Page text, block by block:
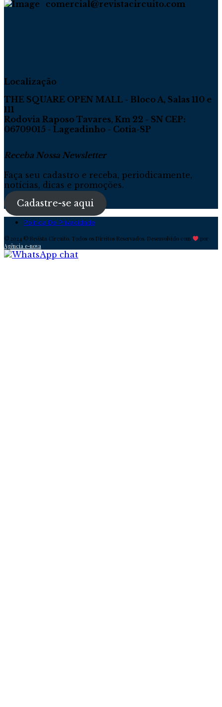
comercial@revistacircuito.com
Localização
THE SQUARE OPEN MALL - Bloco A, Salas 110 e
111
Rodovia Raposo Tavares, Km 22 - SN CEP:
06709015 - Lageadinho - Cotia-SP
Receba Nossa Newsletter
Faça seu cadastro e receba, periodicamente,
notícias, dicas e promoções.
Cadastre-se aqui
Política De Privacidade
© 2024 © Revista Circuito. Todos os Direitos Reservados. Desenvolvido com
por
Agência e-nova